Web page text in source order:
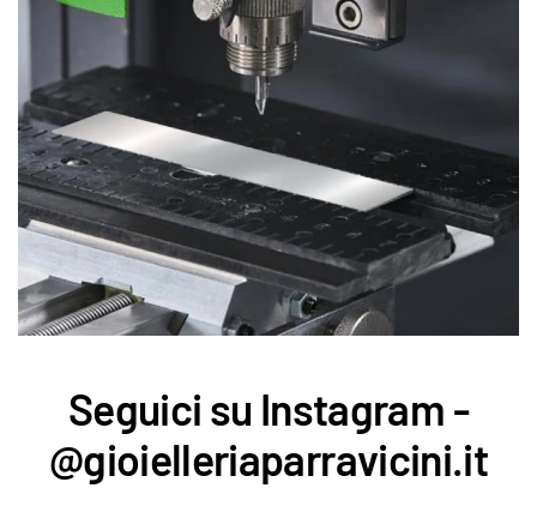
Seguici su Instagram -
@gioielleriaparravicini.it